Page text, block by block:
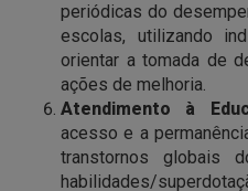
periódicas do
escolas, utilizando
orientar a tomada de
ações de melhoria.
Atendimento à
acesso e a
transtornos globais
habilidades/